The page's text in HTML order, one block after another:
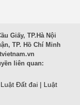
Giấy, TP.Hà Nội
TP. Hồ Chí Minh
liên quan:
Luật Đất đai | Luật